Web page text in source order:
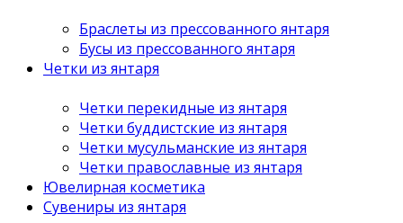
Браслеты из прессованного янтаря
Бусы из прессованного янтаря
Четки из янтаря
Четки перекидные из янтаря
Четки буддистские из янтаря
Четки мусульманские из янтаря
Четки православные из янтаря
Ювелирная косметика
Сувениры из янтаря